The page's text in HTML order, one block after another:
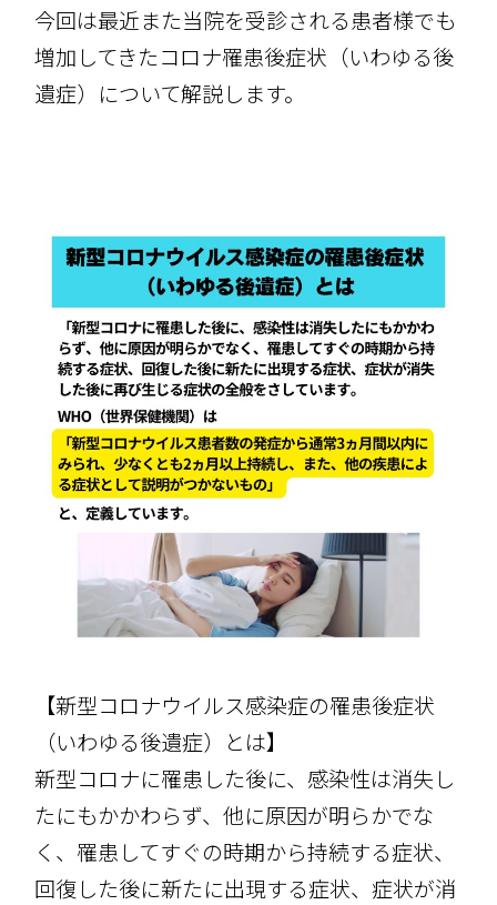
今回は最近また当院を受診される患者様でも
増加してきたコロナ罹患後症状（いわゆる後
遺症）について解説します。
【新型コロナウイルス感染症の罹患後症状
（いわゆる後遺症）とは】
新型コロナに罹患した後に、感染性は消失し
たにもかかわらず、他に原因が明らかでな
く、罹患してすぐの時期から持続する症状、
回復した後に新たに出現する症状、症状が消